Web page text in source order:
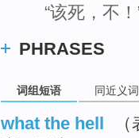
“该死，不！
PHRASES
词组短语 同近义词
what the hell